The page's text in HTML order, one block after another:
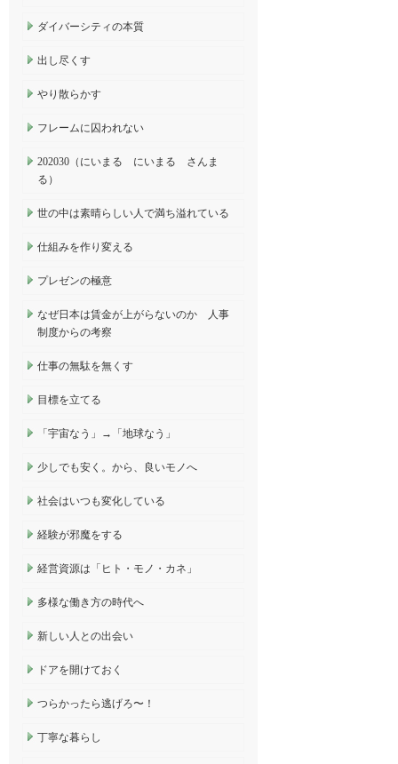
ダイバーシティの本質
出し尽くす
やり散らかす
フレームに囚われない
202030（にいまる にいまる さんま
る）
世の中は素晴らしい人で満ち溢れている
仕組みを作り変える
プレゼンの極意
なぜ日本は賃金が上がらないのか 人事
制度からの考察
仕事の無駄を無くす
目標を立てる
「宇宙なう」→「地球なう」
少しでも安く。から、良いモノへ
社会はいつも変化している
経験が邪魔をする
経営資源は「ヒト・モノ・カネ」
多様な働き方の時代へ
新しい人との出会い
ドアを開けておく
つらかったら逃げろ〜！
丁寧な暮らし